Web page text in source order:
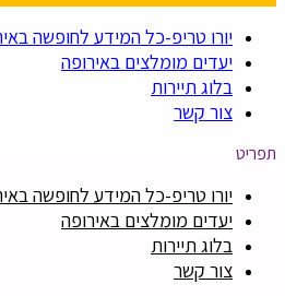
יורו טריפ-כל המידע לחופשה
יעדים מומלצים באירופה
בלוג תיירות
צור קשר
תפריט
יורו טריפ-כל המידע לחופשה
יעדים מומלצים באירופה
בלוג תיירות
צור קשר